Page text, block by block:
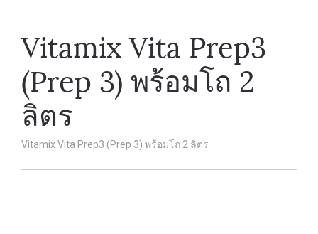
Vitamix Vita Prep3
(Prep 3) พร้อมโถ 2
ลิตร
Vitamix Vita Prep3 (Prep 3) พร้อมโถ 2 ลิตร